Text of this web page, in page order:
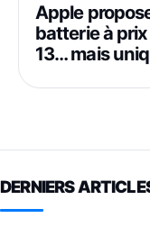
Apple
batterie à
13… mais
DERNIERS